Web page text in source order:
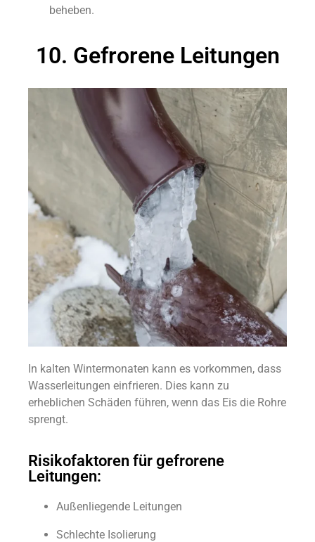
beheben.
10. Gefrorene Leitungen
In kalten Wintermonaten kann es vorkommen, dass
Wasserleitungen einfrieren. Dies kann zu
erheblichen Schäden führen, wenn das Eis die Rohre
sprengt.
Risikofaktoren für gefrorene
Leitungen:
Außenliegende Leitungen
Schlechte Isolierung